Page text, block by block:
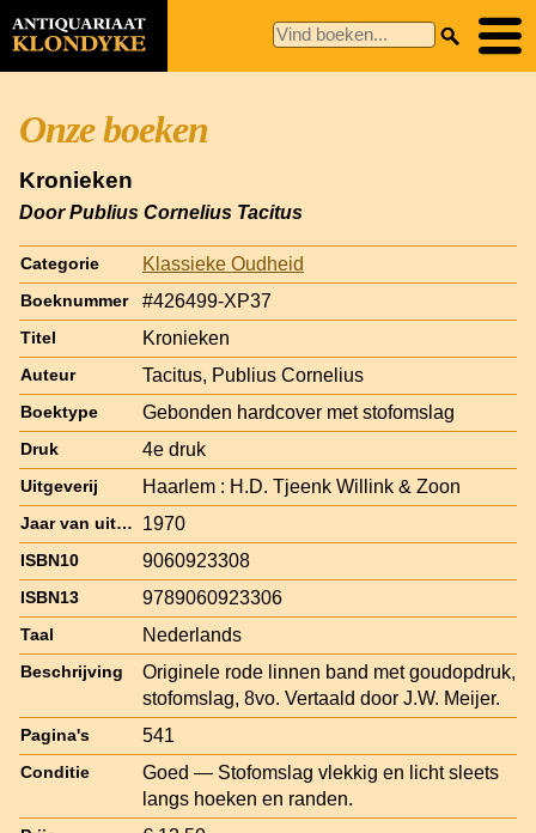
Onze boeken
Kronieken
Door Publius Cornelius Tacitus
Categorie Klassieke Oudheid
Boeknummer #426499-XP37
Titel Kronieken
Auteur Tacitus, Publius Cornelius
Boektype Gebonden hardcover met stofomslag
Druk 4e druk
Uitgeverij Haarlem : H.D. Tjeenk Willink & Zoon
Jaar van uitgave 1970
ISBN10 9060923308
ISBN13 9789060923306
Taal Nederlands
Beschrijving
Originele rode linnen band met goudopdruk,
stofomslag, 8vo. Vertaald door J.W. Meijer.
Pagina's 541
Conditie
Goed — Stofomslag vlekkig en licht sleets
langs hoeken en randen.